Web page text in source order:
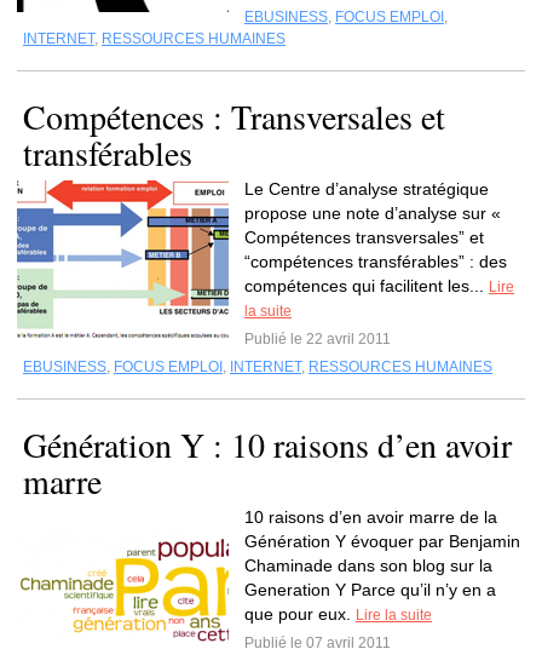
EBUSINESS, FOCUS EMPLOI ,
INTERNET, RESSOURCES HUMAINES
Compétences : Transversales et
transférables
Le Centre d’analyse stratégique
propose une note d’analyse sur «
Compétences transversales” et
“compétences transférables” : des
compétences qui facilitent les...
Lire
la suite
Publié le 22 avril 2011
EBUSINESS, FOCUS EMPLOI , INTERNET, RESSOURCES HUMAINES
Génération Y : 10 raisons d’en avoir
marre
10 raisons d’en avoir marre de la
Génération Y évoquer par Benjamin
Chaminade dans son blog sur la
Generation Y Parce qu’il n’y en a
que pour eux.
Lire la suite
Publié le 07 avril 2011